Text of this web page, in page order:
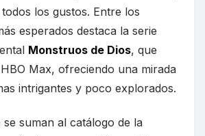
los gustos. Entre los
esperados destaca la serie
Monstruos de Dios, que
Max, ofreciendo una mirada
intrigantes y poco explorados.
se suman al catálogo de la